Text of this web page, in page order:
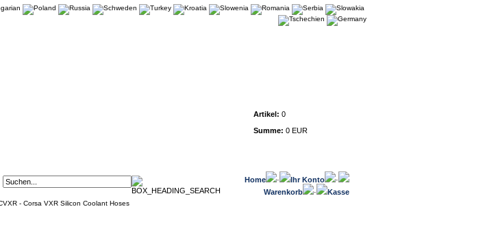
Artikel: 0
Summe: 0 EUR
Home · Ihr Konto
·
Warenkorb
· Kasse
- Corsa VXR Silicon Coolant Hoses